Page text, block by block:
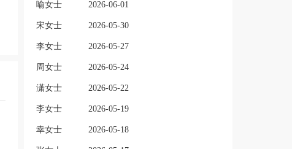
喻女士 2026-06-01
宋女士 2026-05-30
李女士 2026-05-27
周女士 2026-05-24
潇女士 2026-05-22
李女士 2026-05-19
幸女士 2026-05-18